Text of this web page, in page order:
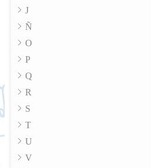
J
Ñ
O
P
Q
R
S
T
U
V